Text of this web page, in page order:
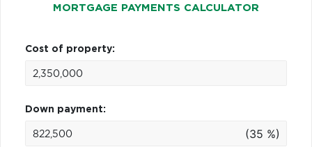
MORTGAGE PAYMENTS CALCULATOR
Cost of property:
Down payment:
(35 %)